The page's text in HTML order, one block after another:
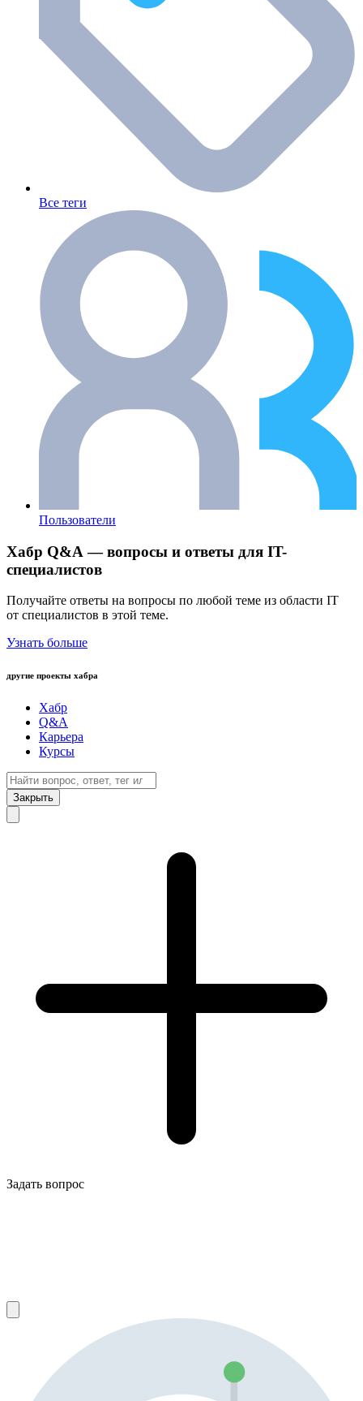
Все теги
Пользователи
Хабр Q&A — вопросы и ответы для IT-
специалистов
Получайте ответы на вопросы по любой теме из области IT
от специалистов в этой теме.
Узнать больше
другие проекты хабра
Хабр
Q&A
Карьера
Курсы
Закрыть
Задать вопрос